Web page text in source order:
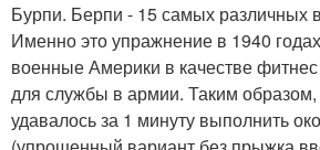
Бурпи. Берпи - 15 самых различных
Именно это упражнение в 1940
военные Америки в качестве
для службы в армии. Таким
удавалось за 1 минуту выполнить